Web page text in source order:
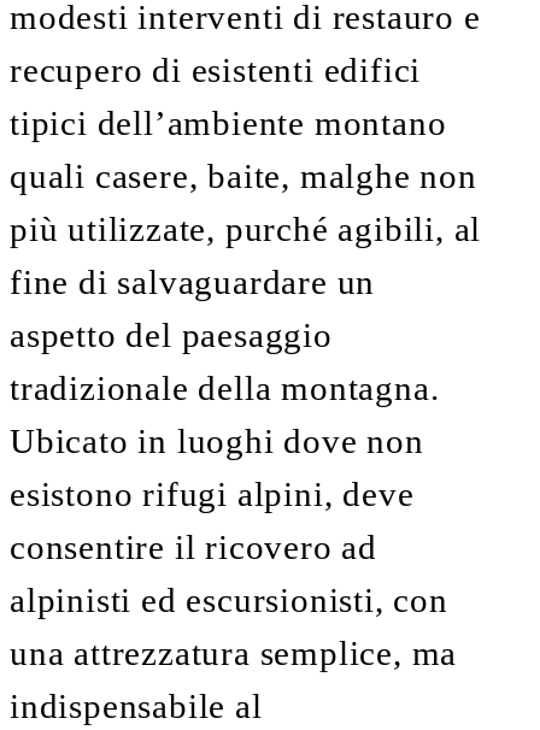
modesti interventi di restauro e
recupero di esistenti edifici
tipici dell’ambiente montano
quali casere, baite, malghe non
più utilizzate, purché agibili, al
fine di salvaguardare un
aspetto del paesaggio
tradizionale della montagna.
Ubicato in luoghi dove non
esistono rifugi alpini, deve
consentire il ricovero ad
alpinisti ed escursionisti, con
una attrezzatura semplice, ma
indispensabile al